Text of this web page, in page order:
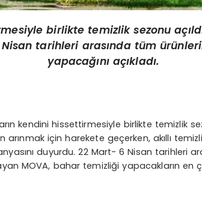
birlikte temizlik sezonu
tarihleri arasında tüm
yapacağını açıkladı.
kendini hissettirmesiyle birlikte temizlik
arınmak için harekete geçerken, akıllı
duyurdu. 22 Mart- 6 Nisan tarihleri
MOVA, bahar temizliği yapacakların